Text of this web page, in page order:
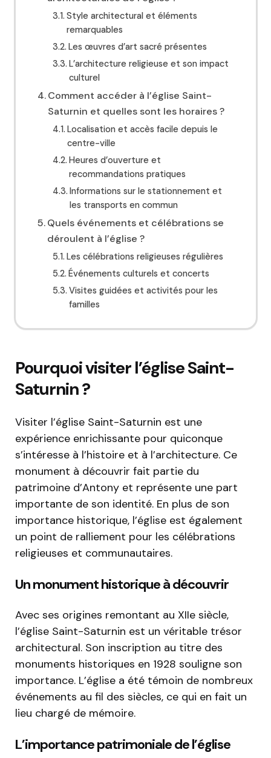
Style architectural et éléments
remarquables
Les œuvres d’art sacré présentes
L’architecture religieuse et son impact
culturel
Comment accéder à l’église Saint-
Saturnin et quelles sont les horaires ?
Localisation et accès facile depuis le
centre-ville
Heures d’ouverture et
recommandations pratiques
Informations sur le stationnement et
les transports en commun
Quels événements et célébrations se
déroulent à l’église ?
Les célébrations religieuses régulières
Événements culturels et concerts
Visites guidées et activités pour les
familles
Pourquoi visiter l’église Saint-
Saturnin ?
Visiter l’église Saint-Saturnin est une
expérience enrichissante pour quiconque
s’intéresse à l’histoire et à l’architecture. Ce
monument à découvrir fait partie du
patrimoine d’Antony et représente une part
importante de son identité. En plus de son
importance historique, l’église est également
un point de ralliement pour les célébrations
religieuses et communautaires.
Un monument historique à découvrir
Avec ses origines remontant au XIIe siècle,
l’église Saint-Saturnin est un véritable trésor
architectural. Son inscription au titre des
monuments historiques en 1928 souligne son
importance. L’église a été témoin de nombreux
événements au fil des siècles, ce qui en fait un
lieu chargé de mémoire.
L’importance patrimoniale de l’église